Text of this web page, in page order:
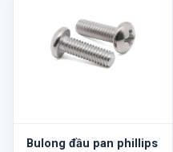
Bulong đầu pan phillips